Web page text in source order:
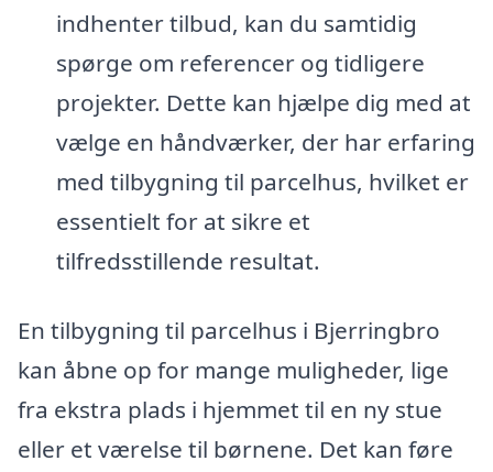
indhenter tilbud, kan du samtidig
spørge om referencer og tidligere
projekter. Dette kan hjælpe dig med at
vælge en håndværker, der har erfaring
med tilbygning til parcelhus, hvilket er
essentielt for at sikre et
tilfredsstillende resultat.
En tilbygning til parcelhus i Bjerringbro
kan åbne op for mange muligheder, lige
fra ekstra plads i hjemmet til en ny stue
eller et værelse til børnene. Det kan føre